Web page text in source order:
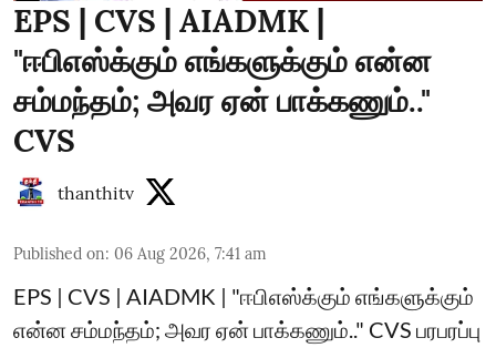
EPS | CVS | AIADMK |
"ஈபிஎஸ்க்கும் எங்களுக்கும் என்ன
சம்மந்தம்; அவர ஏன் பாக்கணும்.."
CVS
thanthitv
Published on: 06 Aug 2026, 7:41 am
EPS | CVS | AIADMK | "ஈபிஎஸ்க்கும் எங்களுக்கும்
என்ன சம்மந்தம்; அவர ஏன் பாக்கணும்.." CVS பரபரப்பு